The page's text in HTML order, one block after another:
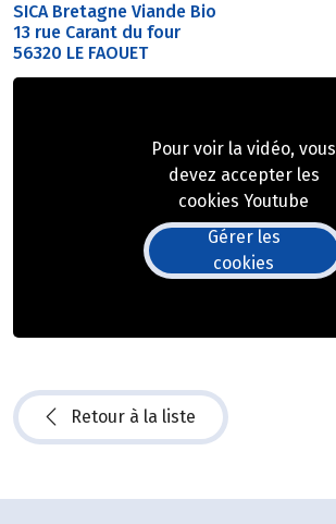
SICA Bretagne Viande Bio
13 rue Carant du four
56320 LE FAOUET
Pour voir la vidéo, vous
devez accepter les
cookies Youtube
Gérer les
cookies
Retour à la liste